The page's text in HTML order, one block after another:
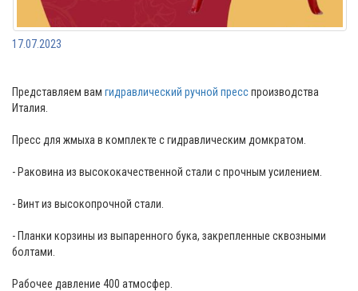
17.07.2023
Представляем вам гидравлический ручной пресспроизводства
Италия.
Пресс для жмыха в комплекте с гидравлическим домкратом.
- Раковина из высококачественной стали с прочным усилением.
- Винт из высокопрочной стали.
- Планки корзины из выпаренного бука, закрепленные сквозными
болтами.
Рабочее давление 400 атмосфер.